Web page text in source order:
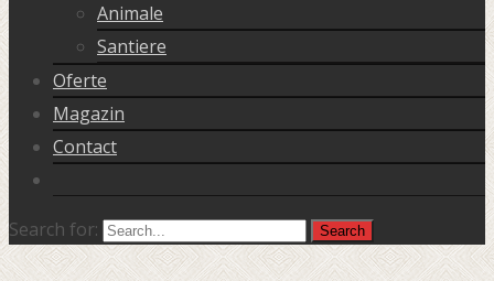
Animale
Santiere
Oferte
Magazin
Contact
Search for: